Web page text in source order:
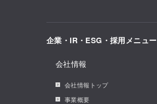
企業・IR・ESG・採用メニュー
会社情報
会社情報トップ
事業概要